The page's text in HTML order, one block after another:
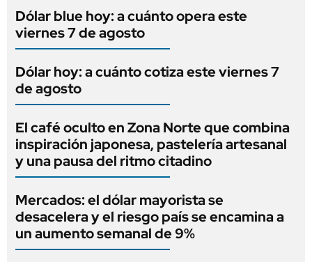
Dólar blue hoy: a cuánto opera este
viernes 7 de agosto
Dólar hoy: a cuánto cotiza este viernes 7
de agosto
El café oculto en Zona Norte que combina
inspiración japonesa, pastelería artesanal
y una pausa del ritmo citadino
Mercados: el dólar mayorista se
desacelera y el riesgo país se encamina a
un aumento semanal de 9%